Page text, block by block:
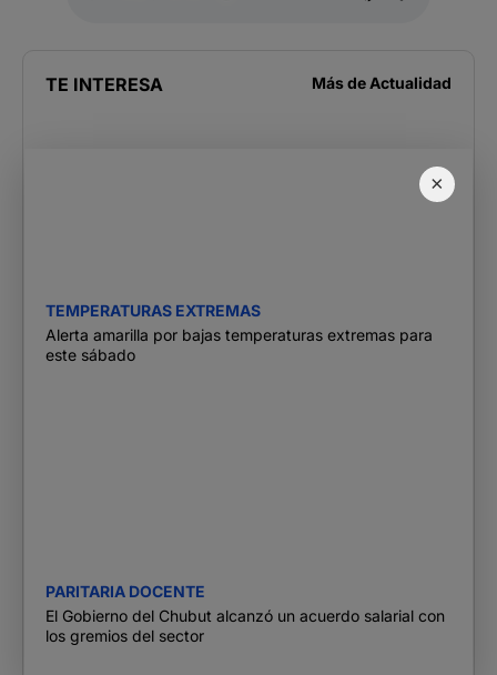
×
TE INTERESA Más de Actualidad
TEMPERATURAS EXTREMAS
Alerta amarilla por bajas temperaturas extremas para
este sábado
PARITARIA DOCENTE
El Gobierno del Chubut alcanzó un acuerdo salarial con
los gremios del sector